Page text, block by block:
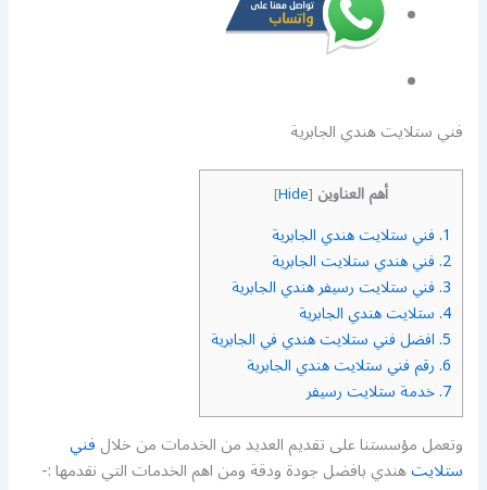
فني ستلايت هندي الجابرية
أهم العناوين [
Hide
]
1. فني ستلايت هندي الجابرية
2. فني هندي ستلايت الجابرية
3. فني ستلايت رسيفر هندي الجابرية
4. ستلايت هندي الجابرية
5. افضل فني ستلايت هندي في الجابرية
6. رقم فني ستلايت هندي الجابرية
7. خدمة ستلايت رسيفر
وتعمل مؤسستنا على تقديم العديد من الخدمات من خلالفني
ستلايتهندي بافضل جودة ودقة ومن اهم الخدمات التي نقدمها :-